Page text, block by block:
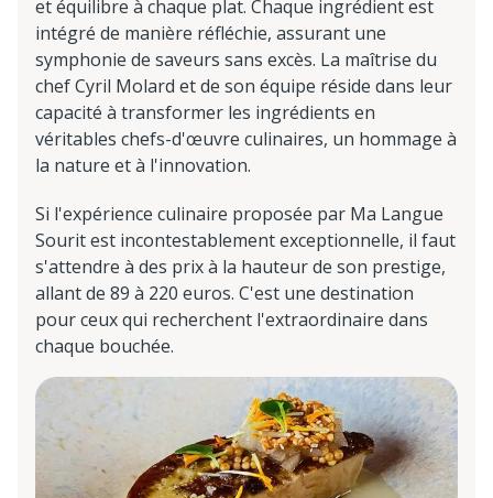
et équilibre à chaque plat. Chaque ingrédient est
intégré de manière réfléchie, assurant une
symphonie de saveurs sans excès. La maîtrise du
chef Cyril Molard et de son équipe réside dans leur
capacité à transformer les ingrédients en
véritables chefs-d'œuvre culinaires, un hommage à
la nature et à l'innovation.
Si l'expérience culinaire proposée par Ma Langue
Sourit est incontestablement exceptionnelle, il faut
s'attendre à des prix à la hauteur de son prestige,
allant de 89 à 220 euros. C'est une destination
pour ceux qui recherchent l'extraordinaire dans
chaque bouchée.